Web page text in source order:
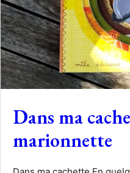
Dans ma
marionnette